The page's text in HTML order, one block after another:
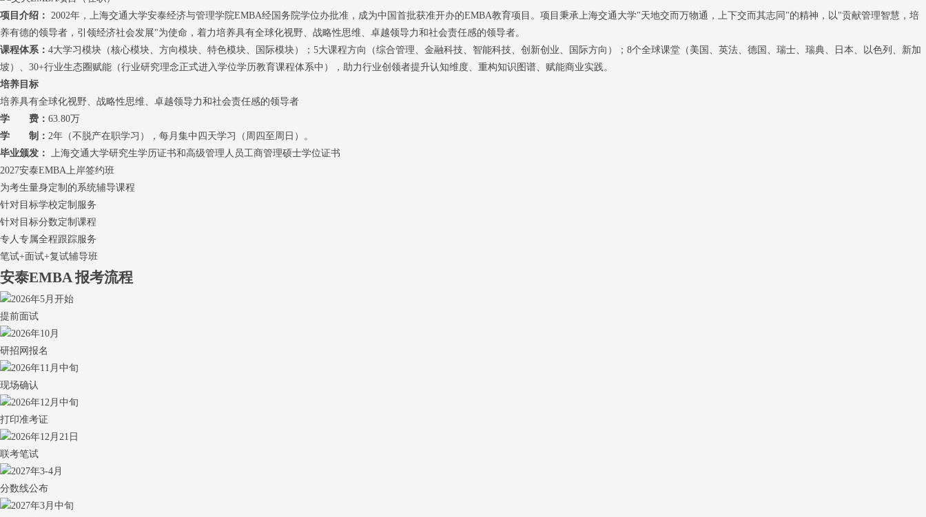
项目介绍： 2002年，上海交通大学安泰经济与管理学院EMBA经国务院学位办批准，成为中国首批获准开办的EMBA教育项目。项目秉承上海交通大学"天地交而万物通，上下交而其志同"的精神，以"贡献管理智慧，培
养有德的领导者，引领经济社会发展"为使命，着力培养具有全球化视野、战略性思维、卓越领导力和社会责任感的领导者。
课程体系： 4大学习模块（核心模块、方向模块、特色模块、国际模块）；5大课程方向（综合管理、金融科技、智能科技、创新创业、国际方向）；8个全球课堂（美国、英法、德国、瑞士、瑞典、日本、以色列、新加
坡）、30+行业生态圈赋能（行业研究理念正式进入学位学历教育课程体系中），助力行业创领者提升认知维度、重构知识图谱、赋能商业实践。
培养目标
培养具有全球化视野、战略性思维、卓越领导力和社会责任感的领导者
学 费： 63.80万
学 制： 2年（不脱产在职学习），每月集中四天学习（周四至周日）。
毕业颁发： 上海交通大学研究生学历证书和高级管理人员工商管理硕士学位证书
2027安泰EMBA上岸签约班
为考生量身定制的系统辅导课程
针对目标学校定制服务
针对目标分数定制课程
专人专属全程跟踪服务
笔试+面试+复试辅导班
安泰EMBA报考流程
2026年5月开始
提前面试
2026年10月
研招网报名
2026年11月中旬
现场确认
2026年12月中旬
打印准考证
2026年12月21日
联考笔试
2027年3-4月
分数线公布
2027年3月中旬